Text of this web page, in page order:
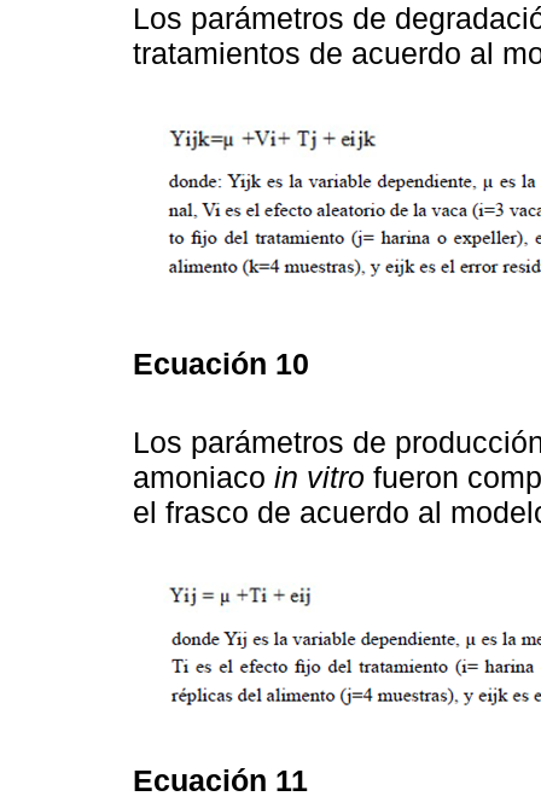
Los parámetros de
tratamientos de acuerdo al
Ecuación 10
Los parámetros de
amoniaco in vitro fueron
el frasco de acuerdo al
Ecuación 11